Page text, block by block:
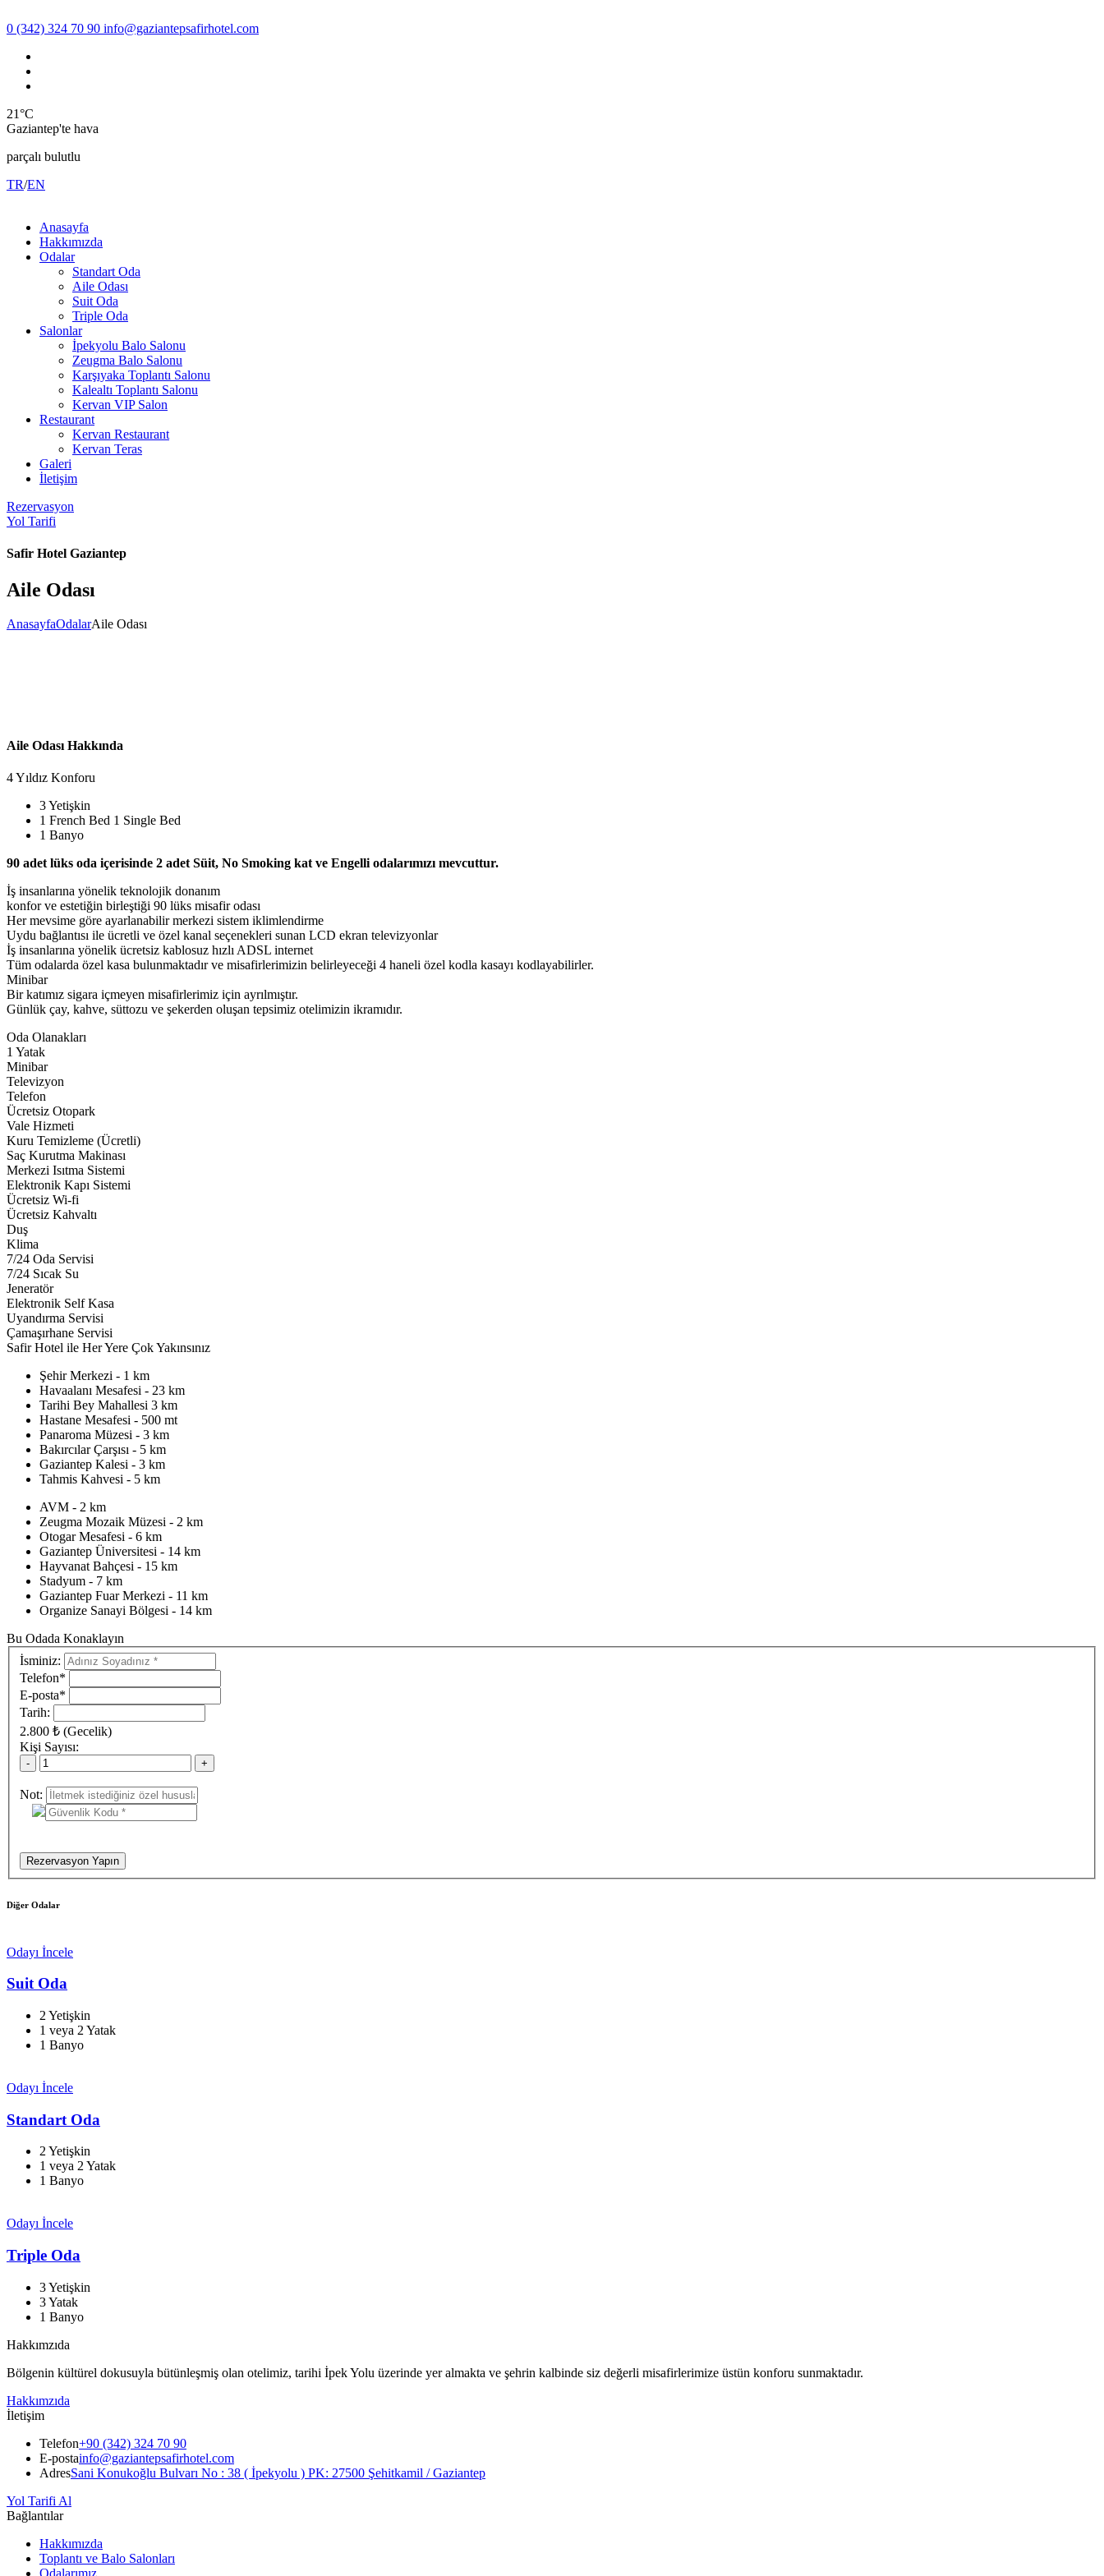
0 (342) 324 70 90 info@gaziantepsafirhotel.com
21°C
Gaziantep'te hava
parçalı bulutlu
TR/EN
Anasayfa
Hakkımızda
Odalar
Standart Oda
Aile Odası
Suit Oda
Triple Oda
Salonlar
İpekyolu Balo Salonu
Zeugma Balo Salonu
Karşıyaka Toplantı Salonu
Kalealtı Toplantı Salonu
Kervan VIP Salon
Restaurant
Kervan Restaurant
Kervan Teras
Galeri
İletişim
Rezervasyon
Yol Tarifi
Safir Hotel Gaziantep
Aile Odası
AnasayfaOdalarAile Odası
Aile Odası Hakkında
4 Yıldız Konforu
3 Yetişkin
1 French Bed 1 Single Bed
1 Banyo
90 adet lüks oda içerisinde 2 adet Süit, No Smoking kat ve Engelli odalarımızı mevcuttur.
İş insanlarına yönelik teknolojik donanım
konfor ve estetiğin birleştiği 90 lüks misafir odası
Her mevsime göre ayarlanabilir merkezi sistem iklimlendirme
Uydu bağlantısı ile ücretli ve özel kanal seçenekleri sunan LCD ekran televizyonlar
İş insanlarına yönelik ücretsiz kablosuz hızlı ADSL internet
Tüm odalarda özel kasa bulunmaktadır ve misafirlerimizin belirleyeceği 4 haneli özel kodla kasayı kodlayabilirler.
Minibar
Bir katımız sigara içmeyen misafirlerimiz için ayrılmıştır.
Günlük çay, kahve, süttozu ve şekerden oluşan tepsimiz otelimizin ikramıdır.
Oda Olanakları
1 Yatak
Minibar
Televizyon
Telefon
Ücretsiz Otopark
Vale Hizmeti
Kuru Temizleme (Ücretli)
Saç Kurutma Makinası
Merkezi Isıtma Sistemi
Elektronik Kapı Sistemi
Ücretsiz Wi-fi
Ücretsiz Kahvaltı
Duş
Klima
7/24 Oda Servisi
7/24 Sıcak Su
Jeneratör
Elektronik Self Kasa
Uyandırma Servisi
Çamaşırhane Servisi
Safir Hotel ile Her Yere Çok Yakınsınız
Şehir Merkezi - 1 km
Havaalanı Mesafesi - 23 km
Tarihi Bey Mahallesi 3 km
Hastane Mesafesi - 500 mt
Panaroma Müzesi - 3 km
Bakırcılar Çarşısı - 5 km
Gaziantep Kalesi - 3 km
Tahmis Kahvesi - 5 km
AVM - 2 km
Zeugma Mozaik Müzesi - 2 km
Otogar Mesafesi - 6 km
Gaziantep Üniversitesi - 14 km
Hayvanat Bahçesi - 15 km
Stadyum - 7 km
Gaziantep Fuar Merkezi - 11 km
Organize Sanayi Bölgesi - 14 km
Bu Odada Konaklayın
İsminiz:
Telefon*
E-posta*
Tarih:
2.800 ₺ (Gecelik)
Kişi Sayısı:
Not:
Rezervasyon Yapın
Diğer Odalar
Odayı İncele
Suit Oda
2 Yetişkin
1 veya 2 Yatak
1 Banyo
Odayı İncele
Standart Oda
2 Yetişkin
1 veya 2 Yatak
1 Banyo
Odayı İncele
Triple Oda
3 Yetişkin
3 Yatak
1 Banyo
Hakkımzıda
Bölgenin kültürel dokusuyla bütünleşmiş olan otelimiz, tarihi İpek Yolu üzerinde yer almakta ve şehrin kalbinde siz değerli misafirlerimize üstün konforu sunmaktadır.
Hakkımzıda
İletişim
Telefon+90 (342) 324 70 90
E-postainfo@gaziantepsafirhotel.com
AdresSani Konukoğlu Bulvarı No : 38 ( İpekyolu ) PK: 27500 Şehitkamil / Gaziantep
Yol Tarifi Al
Bağlantılar
Hakkımızda
Toplantı ve Balo Salonları
Odalarımız